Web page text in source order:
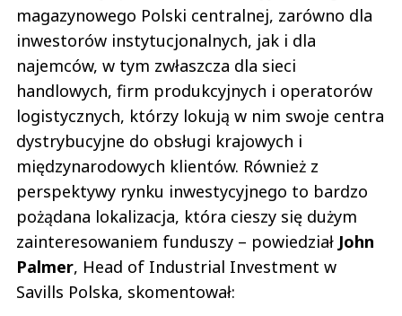
magazynowego Polski centralnej, zarówno dla
inwestorów instytucjonalnych, jak i dla
najemców, w tym zwłaszcza dla sieci
handlowych, firm produkcyjnych i operatorów
logistycznych, którzy lokują w nim swoje centra
dystrybucyjne do obsługi krajowych i
międzynarodowych klientów. Również z
perspektywy rynku inwestycyjnego to bardzo
pożądana lokalizacja, która cieszy się dużym
zainteresowaniem funduszy – powiedział John
Palmer, Head of Industrial Investment w
Savills Polska, skomentował: